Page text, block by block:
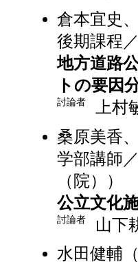
倉本宜史
後期課程
地方道路
トの要因
討論者
上村
桑原美香
学部講師
（院））
公立文化
討論者
山下
水田健輔